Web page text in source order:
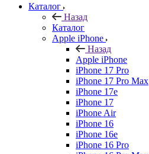
Каталог
Назад
Каталог
Apple iPhone
Назад
Apple iPhone
iPhone 17 Pro
iPhone 17 Pro Max
iPhone 17e
iPhone 17
iPhone Air
iPhone 16
iPhone 16e
iPhone 16 Pro